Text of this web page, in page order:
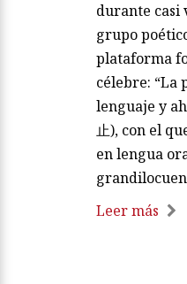
durante casi
grupo
plataforma
célebre: “La
lenguaje y
止), con el
en lengua
Leer más